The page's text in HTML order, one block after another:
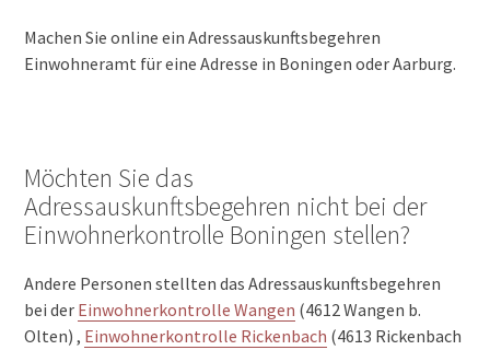
Machen Sie online ein Adressauskunftsbegehren
Einwohneramt für eine Adresse in Boningen oder Aarburg.
Möchten Sie das
Adressauskunftsbegehren nicht bei der
Einwohnerkontrolle Boningen stellen?
Andere Personen stellten das Adressauskunftsbegehren
bei der Einwohnerkontrolle Wangen (4612 Wangen b.
Olten) , Einwohnerkontrolle Rickenbach (4613 Rickenbach